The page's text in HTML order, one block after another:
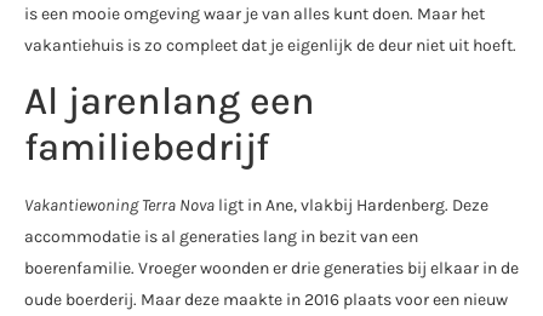
is een mooie omgeving waar je van alles kunt doen. Maar het
vakantiehuis is zo compleet dat je eigenlijk de deur niet uit hoeft.
Al jarenlang een
familiebedrijf
Vakantiewoning Terra Nova ligt in Ane, vlakbij Hardenberg. Deze
accommodatie is al generaties lang in bezit van een
boerenfamilie. Vroeger woonden er drie generaties bij elkaar in de
oude boerderij. Maar deze maakte in 2016 plaats voor een nieuw